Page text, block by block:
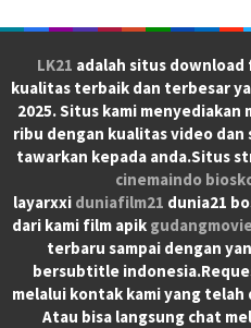
LK21 adalah situs
kualitas terbaik dan terbesar
2025. Situs kami
ribu dengan kualitas video dan
tawarkan kepada anda.Situs
cinemaindo
layarxxi duniafilm21 dunia21
dari kami film apik
terbaru sampai dengan
bersubtitle
melalui kontak kami yang telah
Atau bisa langsung chat